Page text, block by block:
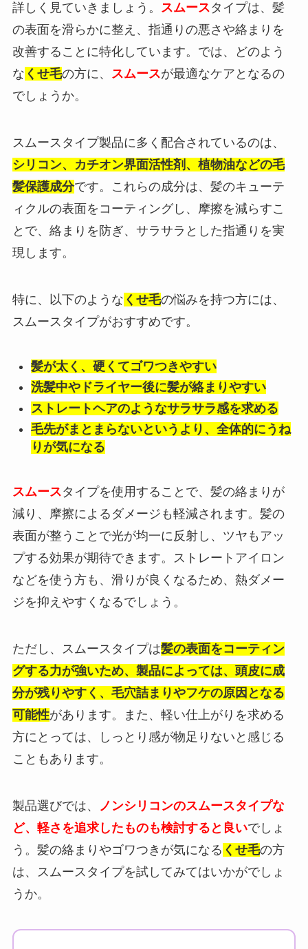
詳しく見ていきましょう。 スムースタイプは、髪
の表面を滑らかに整え、指通りの悪さや絡まりを
改善することに特化しています。では、どのよう
な くせ毛の方に、 スムースが最適なケアとなるの
でしょうか。
スムースタイプ製品に多く配合されているのは、
シリコン、カチオン界面活性剤、植物油などの毛
髪保護成分です。これらの成分は、髪のキューテ
ィクルの表面をコーティングし、摩擦を減らすこ
とで、絡まりを防ぎ、サラサラとした指通りを実
現します。
特に、以下のような くせ毛の悩みを持つ方には、
スムースタイプがおすすめです。
髪が太く、硬くてゴワつきやすい
洗髪中やドライヤー後に髪が絡まりやすい
ストレートヘアのようなサラサラ感を求める
毛先がまとまらないというより、全体的にうね
りが気になる
スムースタイプを使用することで、髪の絡まりが
減り、摩擦によるダメージも軽減されます。髪の
表面が整うことで光が均一に反射し、ツヤもアッ
プする効果が期待できます。ストレートアイロン
などを使う方も、滑りが良くなるため、熱ダメー
ジを抑えやすくなるでしょう。
ただし、スムースタイプは髪の表面をコーティン
グする力が強いため、製品によっては、頭皮に成
分が残りやすく、毛穴詰まりやフケの原因となる
可能性があります。また、軽い仕上がりを求める
方にとっては、しっとり感が物足りないと感じる
こともあります。
製品選びでは、
ノンシリコンのスムースタイプな
ど、軽さを追求したものも検討すると良いでしょ
う。髪の絡まりやゴワつきが気になる くせ毛の方
は、スムースタイプを試してみてはいかがでしょ
うか。